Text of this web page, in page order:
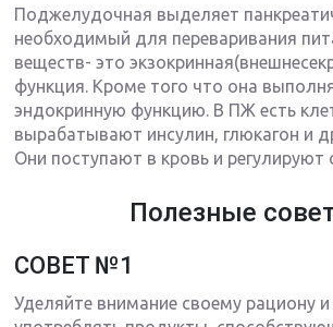
Поджелудочная выделяет
необходимый для переваривания
веществ- это
функция. Кроме того что она
эндокринную функцию. В ПЖ есть
вырабатывают инсулин, глюкагон и
Они поступают в кровь и регулируют
Полезные
СОВЕТ №1
Уделяйте внимание своему рациону и